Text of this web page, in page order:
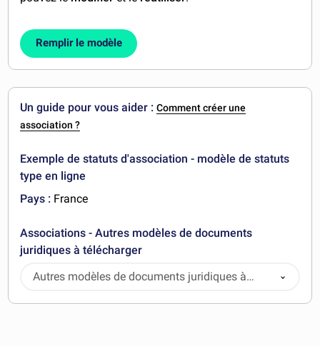
Remplir le modèle
Un guide pour vous aider :Comment créer une
association ?
Exemple de statuts d'association - modèle de statuts
type en ligne
Pays : France
Associations - Autres modèles de documents
juridiques à télécharger
Autres modèles de documents juridiques à
télécharger